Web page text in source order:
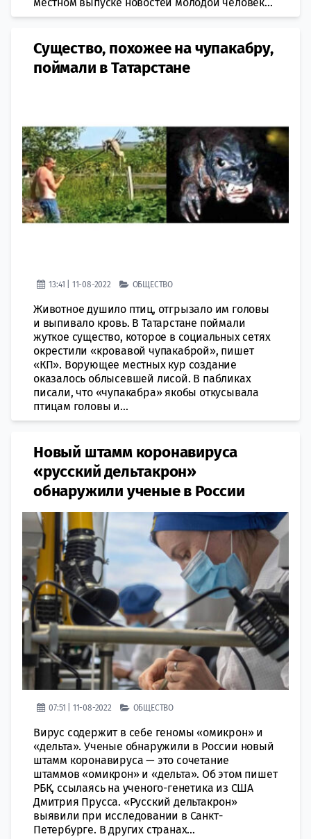
Существо, похожее на чупакабру,
поймали в Татарстане
13:41 | 11-08-2022 ОБЩЕСТВО
Животное душило птиц, отгрызало им головы
и выпивало кровь. В Татарстане поймали
жуткое существо, которое в социальных сетях
окрестили «кровавой чупакаброй», пишет
«КП». Ворующее местных кур создание
оказалось облысевшей лисой. В пабликах
писали, что «чупакабра» якобы откусывала
птицам головы и...
Новый штамм коронавируса
«русский дельтакрон»
обнаружили ученые в России
07:51 | 11-08-2022 ОБЩЕСТВО
Вирус содержит в себе геномы «омикрон» и
«дельта». Ученые обнаружили в России новый
штамм коронавируса — это сочетание
штаммов «омикрон» и «дельта». Об этом пишет
РБК, ссылаясь на ученого-генетика из США
Дмитрия Прусса. «Русский дельтакрон»
выявили при исследовании в Санкт-
Петербурге. В других странах...